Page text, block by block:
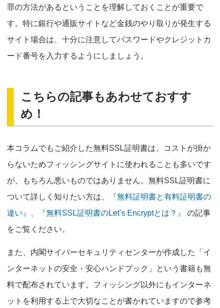
罪の方法があるということを理解しておくことが重要で
す。特に銀行や通販サイトなど金銭のやり取りが発生する
サイト場合は、十分に注意してパスワードやクレジットカ
ード番号を入力するようにしましょう。
こちらの記事もあわせておすす
め！
本コラムでもご紹介した無料SSL証明書は、コストが掛か
らないためフィッシングサイトに使われることも多いです
が、もちろん悪いものではありません。無料SSL証明書に
ついて詳しく知りたい方は、
『無料証明書と有料証明書の
違い』
『無料SSL証明書のLet’s Encryptとは？』
の記事
をご覧ください。
また、内閣サイバーセキュリティセンターが作成した「イ
ンターネットの安全・安心ハンドブック」という書籍も無
料で配布されています。フィッシング以外にもインターネ
ットを利用する上で大切なことが書かれていますので参考